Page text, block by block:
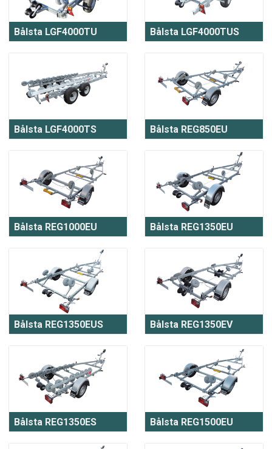
Bålsta LGF4000TU Bålsta LGF4000TUS
Bålsta LGF4000TS Bålsta REG850EU
Bålsta REG1000EU Bålsta REG1350EU
Bålsta REG1350EUS Bålsta REG1350EV
Bålsta REG1350ES Bålsta REG1500EU